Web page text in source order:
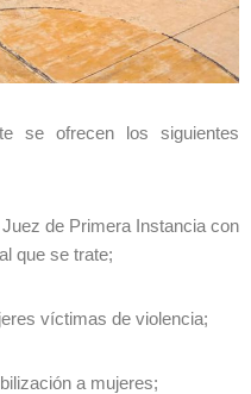
se ofrecen los siguientes
de Primera Instancia con
que se trate;
víctimas de violencia;
a mujeres;